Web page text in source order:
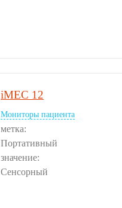
iMEC 12
Мониторы пациента
метка:
Портативный
значение:
Сенсорный